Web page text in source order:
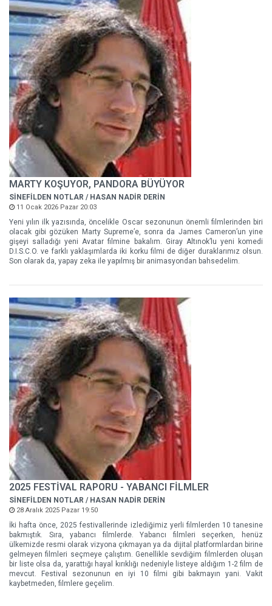
MARTY KOŞUYOR, PANDORA BÜYÜYOR
SİNEFİLDEN NOTLAR / HASAN NADİR DERİN
11 Ocak 2026 Pazar 20:03
Yeni yılın ilk yazısında, öncelikle Oscar sezonunun önemli filmlerinden biri
olacak gibi gözüken Marty Supreme’e, sonra da James Cameron’un yine
gişeyi salladığı yeni Avatar filmine bakalım. Giray Altınok’lu yeni komedi
D.I.S.C.O. ve farklı yaklaşımlarda iki korku filmi de diğer duraklarımız olsun.
Son olarak da, yapay zeka ile yapılmış bir animasyondan bahsedelim.
2025 FESTİVAL RAPORU - YABANCI FİLMLER
SİNEFİLDEN NOTLAR / HASAN NADİR DERİN
28 Aralık 2025 Pazar 19:50
İki hafta önce, 2025 festivallerinde izlediğimiz yerli filmlerden 10 tanesine
bakmıştık. Sıra, yabancı filmlerde. Yabancı filmleri seçerken, henüz
ülkemizde resmi olarak vizyona çıkmayan ya da dijital platformlardan birine
gelmeyen filmleri seçmeye çalıştım. Genellikle sevdiğim filmlerden oluşan
bir liste olsa da, yarattığı hayal kırıklığı nedeniyle listeye aldığım 1-2 film de
mevcut. Festival sezonunun en iyi 10 filmi gibi bakmayın yani. Vakit
kaybetmeden, filmlere geçelim.